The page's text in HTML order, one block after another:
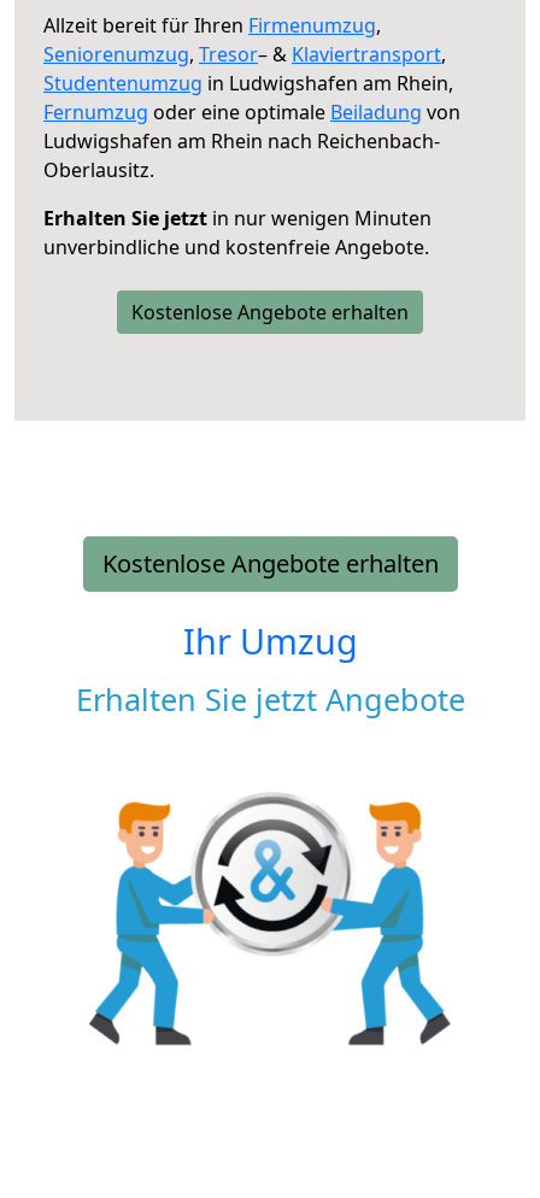
Allzeit bereit für Ihren Firmenumzug,
Seniorenumzug, Tresor– & Klaviertransport,
Studentenumzug in Ludwigshafen am Rhein,
Fernumzug oder eine optimale Beiladung von
Ludwigshafen am Rhein nach Reichenbach-
Oberlausitz.
Erhalten Sie jetzt in nur wenigen Minuten
unverbindliche und kostenfreie Angebote.
Kostenlose Angebote erhalten
Kostenlose Angebote erhalten
Ihr Umzug
Erhalten Sie jetzt Angebote